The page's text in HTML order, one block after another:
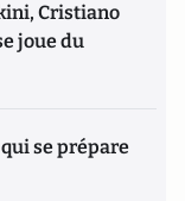
Cristiano
joue du
se prépare